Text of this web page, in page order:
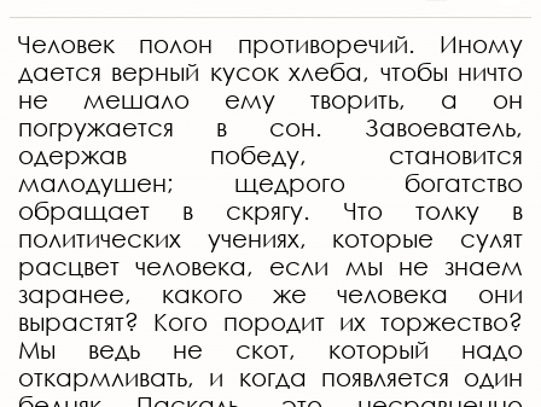
Человек полон противоречий. Иному
дается верный кусок хлеба, чтобы ничто
не мешало ему творить, а он
погружается в сон. Завоеватель,
одержав победу, становится
малодушен; щедрого богатство
обращает в скрягу. Что толку в
политических учениях, которые сулят
расцвет человека, если мы не знаем
заранее, какого же человека они
вырастят? Кого породит их торжество?
Мы ведь не скот, который надо
откармливать, и когда появляется один